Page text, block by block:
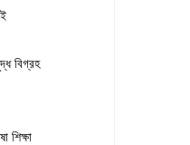
বিগ্রহ
শিক্ষা